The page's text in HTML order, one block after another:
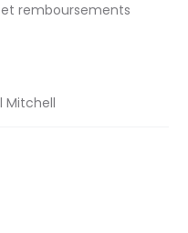
et remboursements
Mitchell